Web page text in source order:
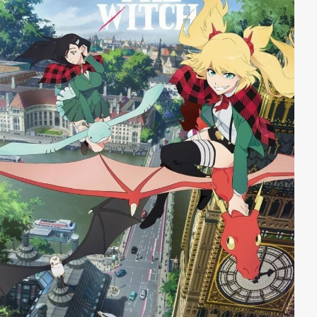
Wartens durch Schlaf zu verkürzen. Wenn sie es sich
doch nur bequem machen könnte und nicht an einer
Schlafstörung litte …